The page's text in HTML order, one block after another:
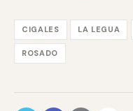
CIGALES LA LEGUA
ROSADO